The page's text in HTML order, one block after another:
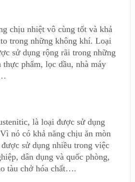
chịu nhiệt vô cùng tốt và khả
trong những không khí. Loại
sử dụng rộng rãi trong những
phẩm, lọc dầu, nhà máy
là loại được sử dụng
nó có khả năng chịu ăn mòn
sử dụng nhiều trong việc
dân dụng và quốc phòng,
tàu chở hóa chất….